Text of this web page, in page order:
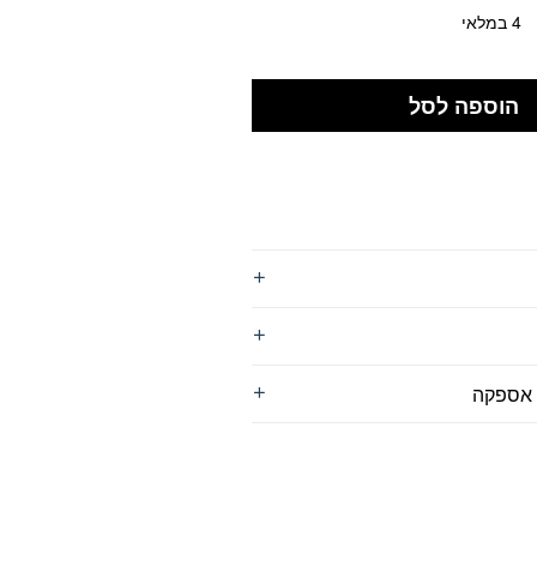
4 במלאי
הוספה לסל
אספקה